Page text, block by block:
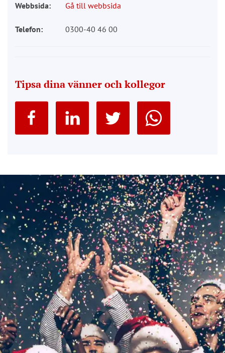
Webbsida: Gå till webbsida
Telefon: 0300-40 46 00
Tipsa dina vänner och kollegor